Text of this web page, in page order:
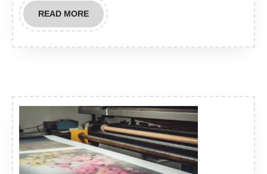
READ MOREREAD
MORE